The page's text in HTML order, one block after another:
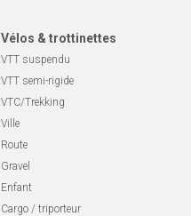
Vélos & trottinettes
VTT suspendu
VTT semi-rigide
VTC/Trekking
Ville
Route
Gravel
Enfant
Cargo / triporteur